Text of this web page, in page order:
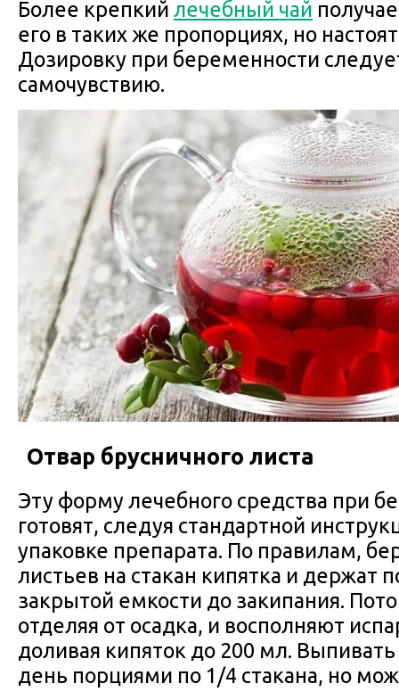
Более крепкий лечебный чай
его в таких же пропорциях, но
Дозировку при беременности
самочувствию.
Отвар брусничного листа
Эту форму лечебного средства при
готовят, следуя стандартной
упаковке препарата. По правилам,
листьев на стакан кипятка и держат
закрытой емкости до закипания.
отделяя от осадка, и восполняют
доливая кипяток до 200 мл.
день порциями по 1/4 стакана, но